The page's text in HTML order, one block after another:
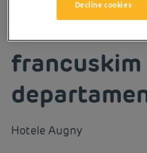
Nasze
francuskim
Hotele Augny
Decline cookies